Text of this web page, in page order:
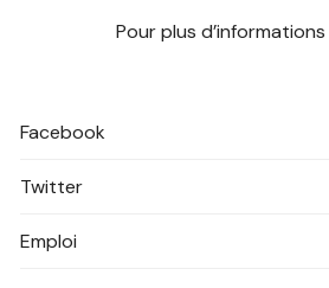
Pour plus
Facebook
Twitter
Emploi